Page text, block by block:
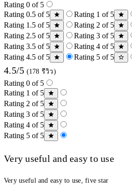
Rating 0 of 5
Rating 0.5 of 5
Rating 1 of 5
Rating 1.5 of 5
Rating 2 of 5
Rating 2.5 of 5
Rating 3 of 5
Rating 3.5 of 5
Rating 4 of 5
Rating 4.5 of 5
Rating 5 of 5
4.5/5 (178 รีวิว)
Rating 0 of 5
Rating 1 of 5
Rating 2 of 5
Rating 3 of 5
Rating 4 of 5
Rating 5 of 5
Very useful and easy to use
Very useful and easy to use, five star